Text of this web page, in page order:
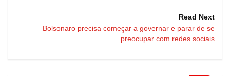
Read Next
Bolsonaro precisa começar a governar e parar de se
preocupar com redes sociais